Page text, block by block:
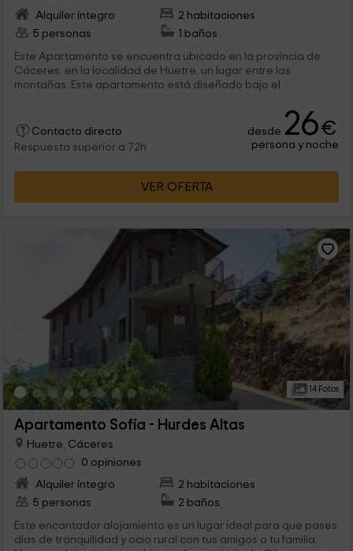
Alquiler íntegro
2 habitaciones
5 personas
1 baños
Este Apartamento se encuentra ubicado en la provincia de
Cáceres en la localidad de Huetre, un lugar entre las
montañas. Este apartamento está diseñado bajo el...
Contacto directo
Respuesta superior a 72h
desde 26€
persona y noche
VER OFERTA
14 Fotos
Apartamento Sofía - Hurdes Altas
Huetre, Cáceres
0 opiniones
Alquiler íntegro
2 habitaciones
5 personas
2 baños
Este encantador alojamiento es un lugar ideal para que pases
días de tranquilidad y ocio rural con tus amigos o tu familia.